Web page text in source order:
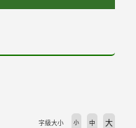
字級大小 小 中 大